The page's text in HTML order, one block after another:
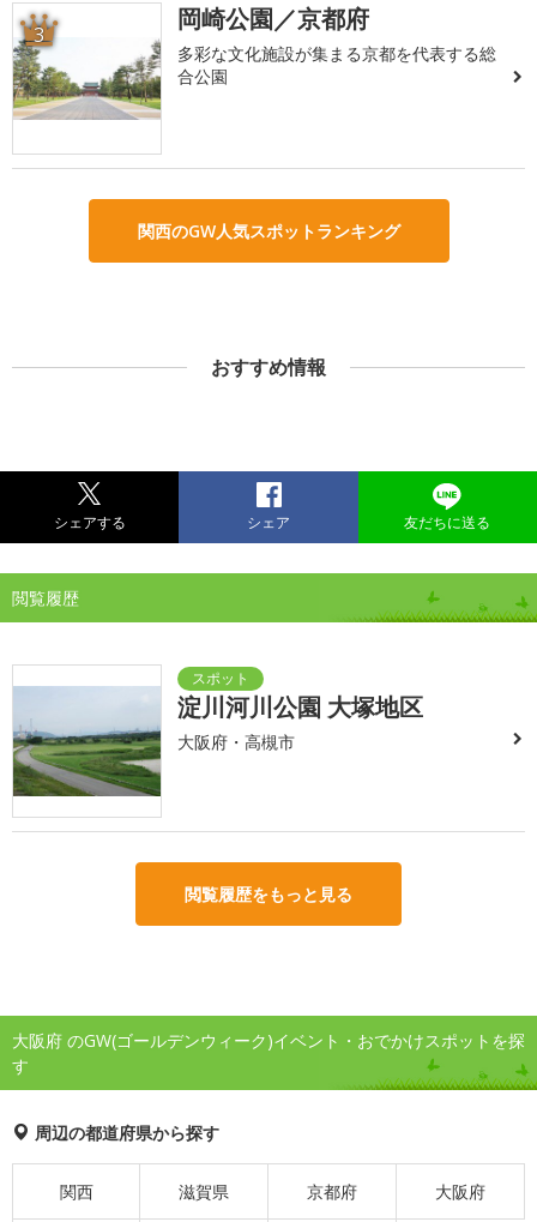
3 岡崎公園／京都府
多彩な文化施設が集まる京都を代表する総
合公園
関西のGW人気スポットランキング
おすすめ情報
シェアする シェア 友だちに送る
閲覧履歴
淀川河川公園 大塚地区
大阪府・高槻市
閲覧履歴をもっと見る
大阪府 のGW(ゴールデンウィーク)イベント・おでかけスポットを探
す
周辺の都道府県から探す
関西 滋賀県 京都府 大阪府